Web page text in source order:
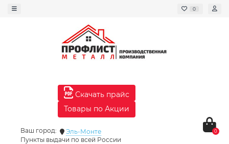
0
Скачать прайс
Товары по Акции
Ваш город:
Эль-Монте
Пункты выдачи по всей России
0